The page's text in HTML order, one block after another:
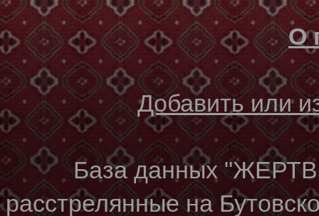
О
Добавить или
База данных
расстрелянные на